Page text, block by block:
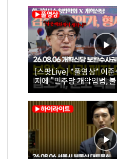
[스팟Live] *풀영상* 이준
지에 "민주당 개악입법,
26.08.06 개혁신당 보완수